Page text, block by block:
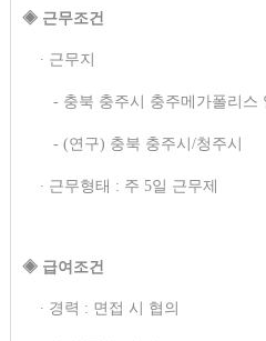
◈ 근무조건
∙ 근무지
- 충북 충주시 충주메가폴리스
- (연구) 충북 충주시/청주시
∙ 근무형태 : 주 5일 근무제
◈ 급여조건
∙ 경력 : 면접 시 협의